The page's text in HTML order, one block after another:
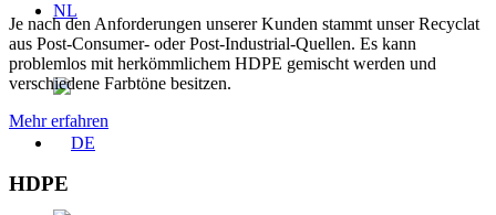
NL
Je nach den Anforderungen unserer Kunden stammt unser Recyclat
aus Post-Consumer- oder Post-Industrial-Quellen. Es kann
problemlos mit herkömmlichem HDPE gemischt werden und
verschiedene Farbtöne besitzen.
Mehr erfahren
HDPE